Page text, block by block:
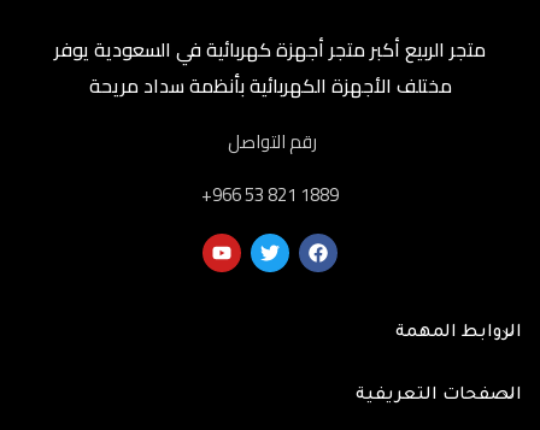
متجر الربيع أكبر متجر أجهزة كهربائية في السعودية يوفر
مختلف الأجهزة الكهربائية بأنظمة سداد مريحة
رقم التواصل
‎+966 53 821 1889
الروابط المهمة
الصفحات التعريفية